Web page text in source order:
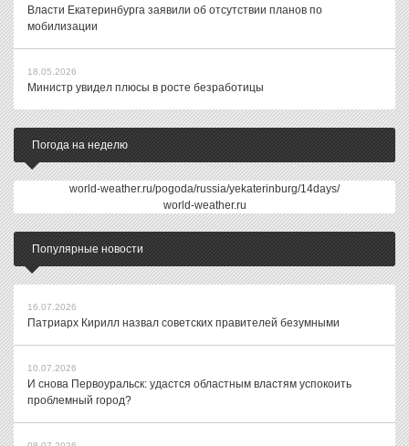
Власти Екатеринбурга заявили об отсутствии планов по
мобилизации
18.05.2026
Министр увидел плюсы в росте безработицы
Погода на неделю
world-weather.ru/pogoda/russia/yekaterinburg/14days/
world-weather.ru
Популярные новости
16.07.2026
Патриарх Кирилл назвал советских правителей безумными
10.07.2026
И снова Первоуральск: удастся областным властям успокоить
проблемный город?